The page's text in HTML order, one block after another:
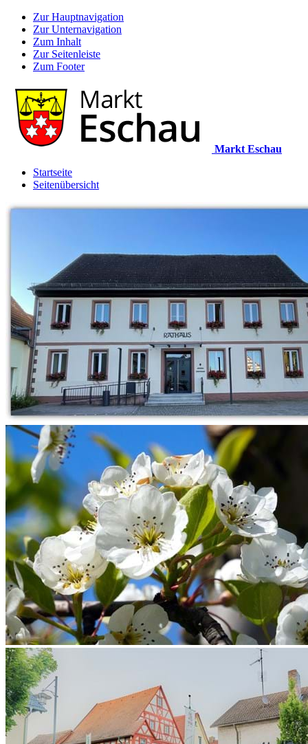
Zur Hauptnavigation
Zur Unternavigation
Zum Inhalt
Zur Seitenleiste
Zum Footer
Markt Eschau
Startseite
Seitenübersicht